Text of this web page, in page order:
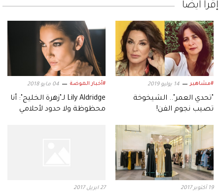
إقرأ أيضاً
#مشاهير 14 يوليو 2019
"تحدي العمر".. الشيخوخة
تصيب نجوم الفن!
#أخبار الموضة 04 مايو 2018
Lily Aldridge لـ"زهرة الخليج": أنا
محظوظة ولا حدود لأحلامي
19 أكتوبر 2017 27 ابريل 2017